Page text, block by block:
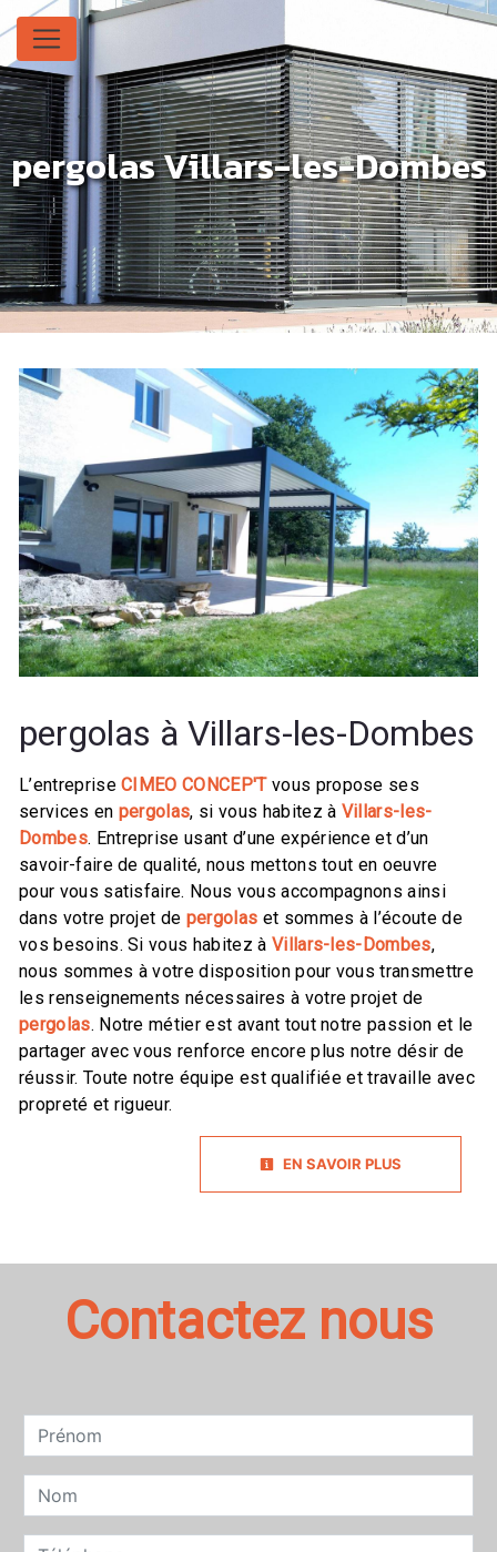
pergolas Villars-les-Dombes
pergolas à Villars-les-Dombes
L’entrepriseCIMEO CONCEP'Tvous propose ses
services en pergolas, si vous habitez à Villars-les-
Dombes. Entreprise usant d’une expérience et d’un
savoir-faire de qualité, nous mettons tout en oeuvre
pour vous satisfaire. Nous vous accompagnons ainsi
dans votre projet de pergolas et sommes à l’écoute de
vos besoins. Si vous habitez à Villars-les-Dombes,
nous sommes à votre disposition pour vous transmettre
les renseignements nécessaires à votre projet de
pergolas. Notre métier est avant tout notre passion et le
partager avec vous renforce encore plus notre désir de
réussir. Toute notre équipe est qualifiée et travaille avec
propreté et rigueur.
EN SAVOIR PLUS
Contactez nous
Panneau de gestion des cookies